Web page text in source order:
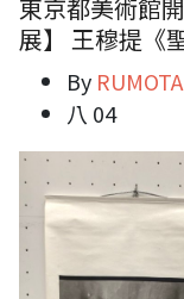
東京都美術館
展】 王穆提《
By
八 04